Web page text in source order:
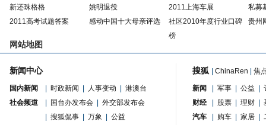
新还珠格格
姚明退役 2011上海车展
私募
2011高考试题答案
感动中国十大母亲评选
社区2010年度行业口碑
榜
贵州
网站地图
新闻中心
国内新闻 时政新闻 人事变动
港澳台
国台办发布会 外交部发布会
社会频道
搜狐侃事 万象 公益
搜狐 ChinaRen 焦
新闻 军事 公益
财经
股票 理财
汽车
购车 家居